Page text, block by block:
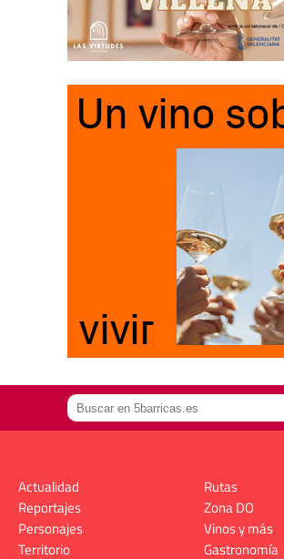
Actualidad
Reportajes
Personajes
Territorio
Rutas
Zona DO
Vinos y más
Gastronomía